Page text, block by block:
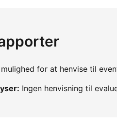
for at henvise til
Ingen henvisning til